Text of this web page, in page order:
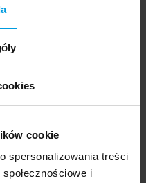
cookie
spersonalizowania treści
i